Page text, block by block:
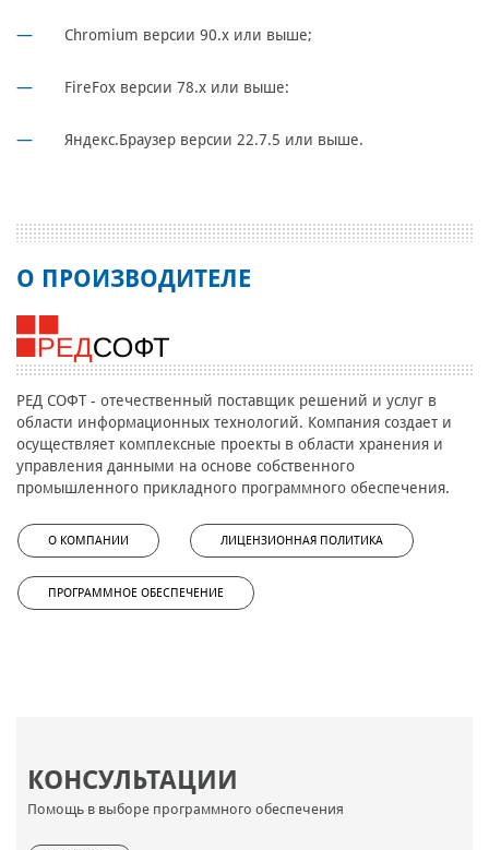
КОНСУЛЬТАЦИИ
Помощь в выборе программного обеспечения
Chromium версии 90.x или выше;
FireFox версии 78.x или выше:
Яндекс.Браузер версии 22.7.5 или выше.
О ПРОИЗВОДИТЕЛЕ
РЕД СОФТ - отечественный поставщик решений и услуг в
области информационных технологий. Компания создает и
осуществляет комплексные проекты в области хранения и
управления данными на основе собственного
промышленного прикладного программного обеспечения.
О КОМПАНИИ ЛИЦЕНЗИОННАЯ ПОЛИТИКА
ПРОГРАММНОЕ ОБЕСПЕЧЕНИЕ